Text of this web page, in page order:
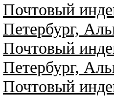
Почтовый
Петербург,
Почтовый
Петербург,
Почтовый